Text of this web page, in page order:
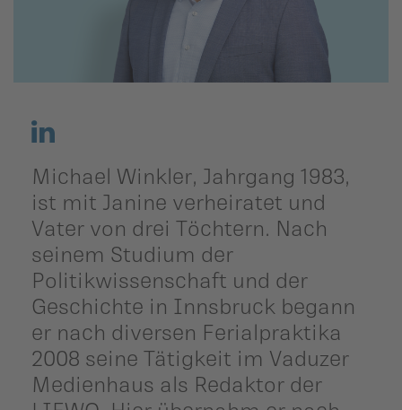
Parteisekretariat
Michael Winkler, Jahrgang 1983,
ist mit Janine verheiratet und
Vater von drei Töchtern. Nach
seinem Studium der
Politikwissenschaft und der
Geschichte in Innsbruck begann
er nach diversen Ferialpraktika
2008 seine Tätigkeit im Vaduzer
Medienhaus als Redaktor der